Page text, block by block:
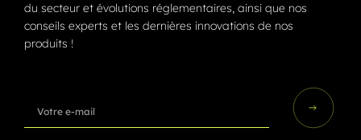
du secteur et évolutions réglementaires, ainsi que nos
conseils experts et les dernières innovations de nos
produits !